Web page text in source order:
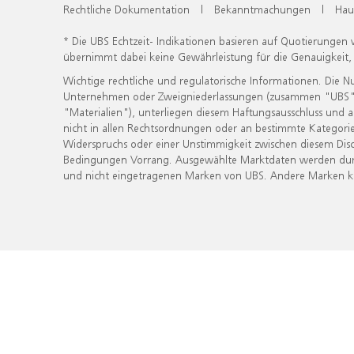
Rechtliche Dokumentation | Bekanntmachungen |
* Die UBS Echtzeit- Indikationen basieren auf
übernimmt dabei keine Gewährleistung für die
Wichtige rechtliche und regulatorische Informationen. Die
Unternehmen oder Zweigniederlassungen (zusammen
"Materialien"), unterliegen diesem Haftungsausschluss
nicht in allen Rechtsordnungen oder an bestimmte
Widerspruchs oder einer Unstimmigkeit zwischen diesem
Bedingungen Vorrang. Ausgewählte Marktdaten werden
und nicht eingetragenen Marken von UBS. Andere Marken